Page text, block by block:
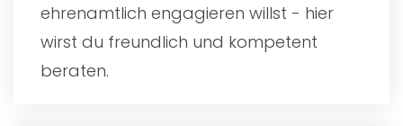
ehrenamtlich engagieren willst - hier
wirst du freundlich und kompetent
beraten.